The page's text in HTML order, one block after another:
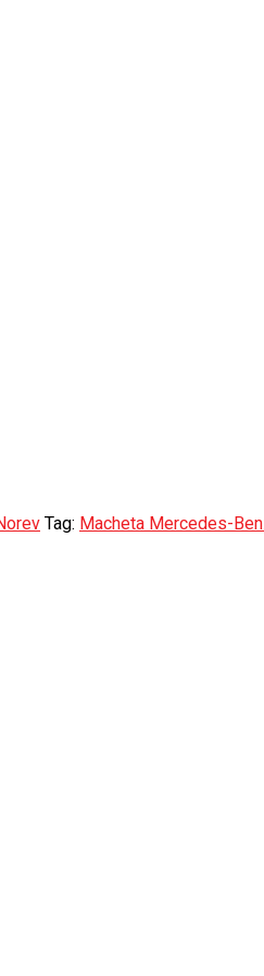
Tag: Macheta Mercedes-